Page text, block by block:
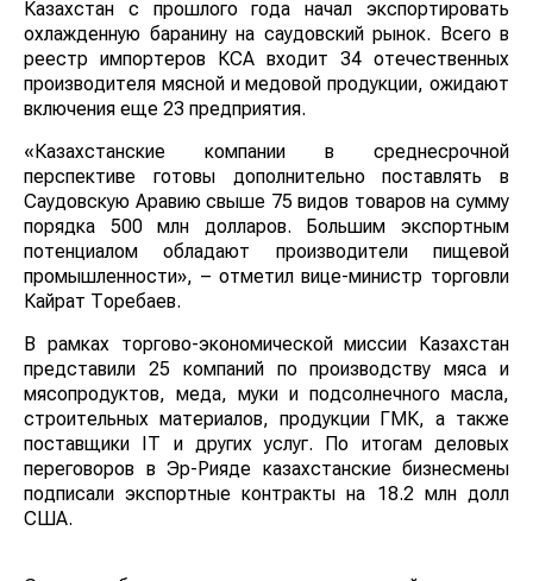
Казахстан с прошлого года начал экспортировать
охлажденную баранину на саудовский рынок. Всего в
реестр импортеров КСА входит 34 отечественных
производителя мясной и медовой продукции, ожидают
включения еще 23 предприятия.
«Казахстанские компании в среднесрочной
перспективе готовы дополнительно поставлять в
Саудовскую Аравию свыше 75 видов товаров на сумму
порядка 500 млн долларов. Большим экспортным
потенциалом обладают производители пищевой
промышленности», – отметил вице-министр торговли
Кайрат Торебаев.
В рамках торгово-экономической миссии Казахстан
представили 25 компаний по производству мяса и
мясопродуктов, меда, муки и подсолнечного масла,
строительных материалов, продукции ГМК, а также
поставщики IT и других услуг. По итогам деловых
переговоров в Эр-Рияде казахстанские бизнесмены
подписали экспортные контракты на 18.2 млн долл
США.